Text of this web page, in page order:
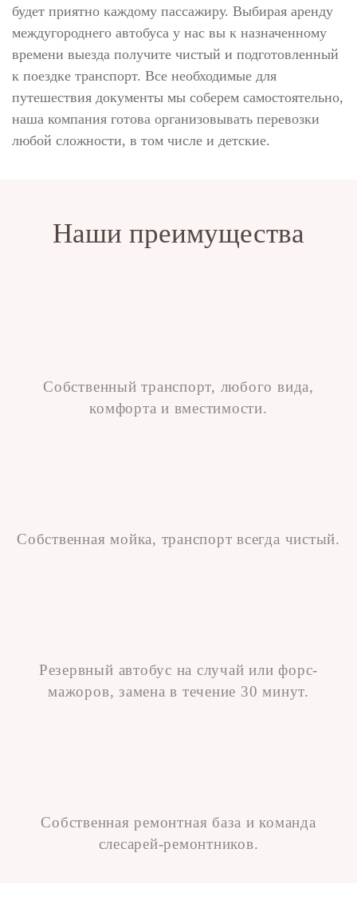
будет приятно каждому пассажиру. Выбирая аренду
междугороднего автобуса у нас вы к назначенному
времени выезда получите чистый и подготовленный
к поездке транспорт. Все необходимые для
путешествия документы мы соберем самостоятельно,
наша компания готова организовывать перевозки
любой сложности, в том числе и детские.
Наши преимущества
Собственный транспорт, любого вида,
комфорта и вместимости.
Собственная мойка, транспорт всегда чистый.
Резервный автобус на случай или форс-
мажоров, замена в течение 30 минут.
Собственная ремонтная база и команда
слесарей-ремонтников.